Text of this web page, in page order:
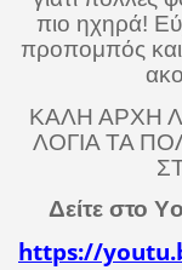
πιο ηχηρά!
προπομπός
ΚΑΛΗ ΑΡΧΗ
ΛΟΓΙΑ ΤΑ
Δείτε στο Υ
https://